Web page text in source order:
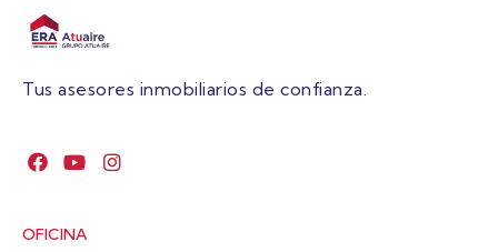
Tus asesores inmobiliarios de confianza.
OFICINA